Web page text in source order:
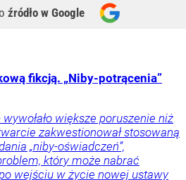
źródło w Google
fikcją. „Niby-potrącenia”
większe poruszenie niż
zakwestionował stosowaną
„niby-oświadczeń”,
który może nabrać
wejściu w życie nowej ustawy